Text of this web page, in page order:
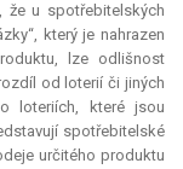
že u spotřebitelských
který je nahrazen
lze odlišnost
od loterií či jiných
loteriích, které jsou
spotřebitelské
určitého produktu